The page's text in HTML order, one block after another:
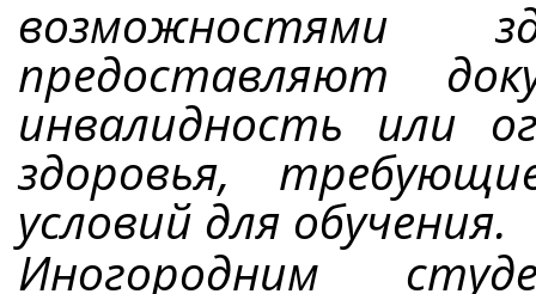
возможностями
предоставляют
инвалидность или
здоровья,
условий для обучения.
Иногородним